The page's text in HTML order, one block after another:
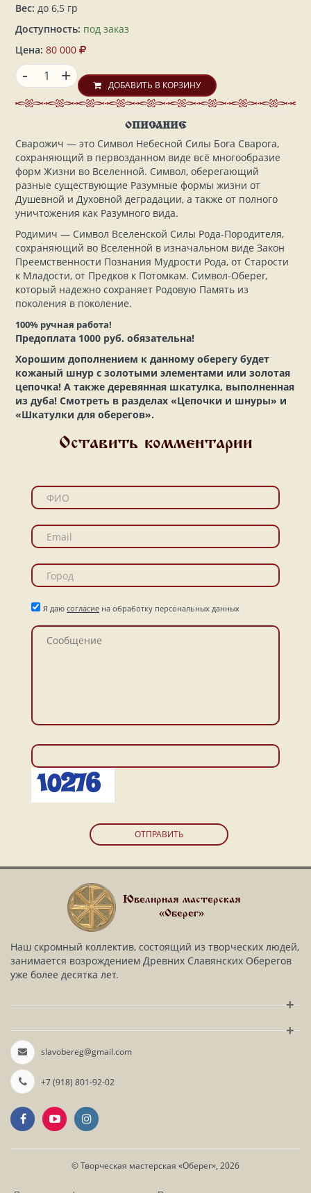
Вес: до 6,5 гр
Доступность: под заказ
Цена: 80 000
+
- ДОБАВИТЬ В КОРЗИНУ
ОПИСАНИЕ
Сварожич — это Символ Небесной Силы Бога Сварога,
сохраняющий в первозданном виде всё многообразие
форм Жизни во Вселенной. Символ, оберегающий
разные существующие Разумные формы жизни от
Душевной и Духовной деградации, а также от полного
уничтожения как Разумного вида.
Родимич — Символ Вселенской Силы Рода-Породителя,
сохраняющий во Вселенной в изначальном виде Закон
Преемственности Познания Мудрости Рода, от Старости
к Младости, от Предков к Потомкам. Символ-Оберег,
который надежно сохраняет Родовую Память из
поколения в поколение.
100% ручная работа!
Предоплата 1000 руб. обязательна!
Хорошим дополнением к данному оберегу будет
кожаный шнур с золотыми элементами или золотая
цепочка! А также деревянная шкатулка, выполненная
из дуба! Смотреть в разделах «Цепочки и шнуры» и
«Шкатулки для оберегов».
Оставить комментарии
Я даю согласие на обработку персональных данных
ОТПРАВИТЬ
Ювелирная мастерская
«Оберег»
Наш скромный коллектив, состоящий из творческих людей,
занимается возрождением Древних Славянских Оберегов
уже более десятка лет.
+
+
slavobereg@gmail.com
+7 (918) 801-92-02
©Творческая мастерская «Оберег», 2026